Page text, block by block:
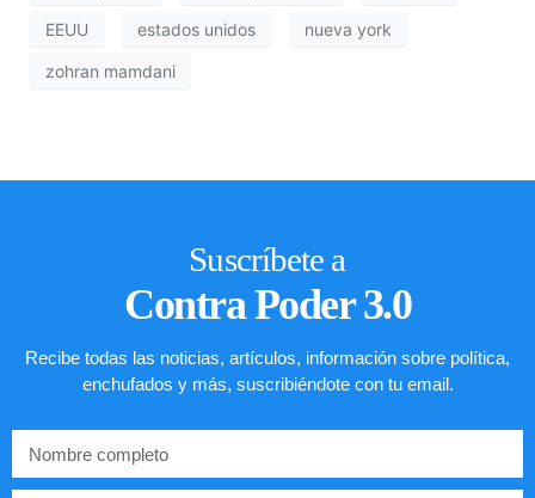
EEUU estados unidos nueva york
zohran mamdani
Suscríbete a
Contra Poder 3.0
Recibe todas las noticias, artículos, información sobre política,
enchufados y más, suscribiéndote con tu email.